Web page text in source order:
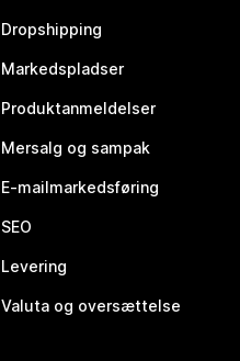
Dropshipping
Markedspladser
Produktanmeldelser
Mersalg og sampak
E-mailmarkedsføring
SEO
Levering
Valuta og oversættelse